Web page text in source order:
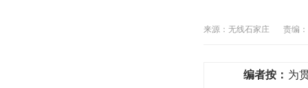
来源： 无线石家庄 责编：
编者按： 为